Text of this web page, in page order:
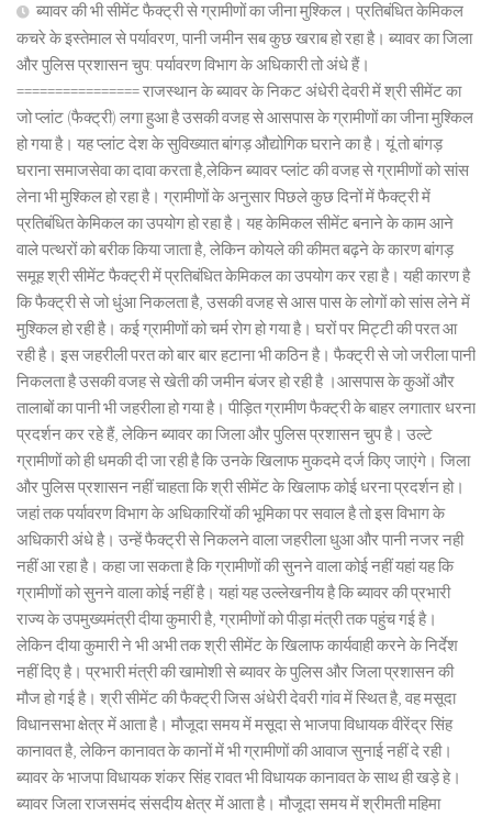
ब्यावर की भी सीमेंट फैक्ट्री से ग्रामीणों का जीना मुश्किल। प्रतिबंधित केमिकल
कचरे के इस्तेमाल से पर्यावरण, पानी जमीन सब कुछ खराब हो रहा है। ब्यावर का जिला
और पुलिस प्रशासन चुप: पर्यावरण विभाग के अधिकारी तो अंधे हैं।
================ राजस्थान के ब्यावर के निकट अंधेरी देवरी में श्री सीमेंट का
जो प्लांट (फैक्ट्री) लगा हुआ है उसकी वजह से आसपास के ग्रामीणों का जीना मुश्किल
हो गया है। यह प्लांट देश के सुविख्यात बांगड़ औद्योगिक घराने का है। यूं तो बांगड़
घराना समाजसेवा का दावा करता है,लेकिन ब्यावर प्लांट की वजह से ग्रामीणों को सांस
लेना भी मुश्किल हो रहा है। ग्रामीणों के अनुसार पिछले कुछ दिनों में फैक्ट्री में
प्रतिबंधित केमिकल का उपयोग हो रहा है। यह केमिकल सीमेंट बनाने के काम आने
वाले पत्थरों को बरीक किया जाता है, लेकिन कोयले की कीमत बढ़ने के कारण बांगड़
समूह श्री सीमेंट फैक्ट्री में प्रतिबंधित केमिकल का उपयोग कर रहा है। यही कारण है
कि फैक्ट्री से जो धुंआ निकलता है, उसकी वजह से आस पास के लोगों को सांस लेने में
मुश्किल हो रही है। कई ग्रामीणों को चर्म रोग हो गया है। घरों पर मिट्टी की परत आ
रही है। इस जहरीली परत को बार बार हटाना भी कठिन है। फैक्ट्री से जो जरीला पानी
निकलता है उसकी वजह से खेती की जमीन बंजर हो रही है ।आसपास के कुओं और
तालाबों का पानी भी जहरीला हो गया है। पीड़ित ग्रामीण फैक्ट्री के बाहर लगातार धरना
प्रदर्शन कर रहे हैं, लेकिन ब्यावर का जिला और पुलिस प्रशासन चुप है। उल्टे
ग्रामीणों को ही धमकी दी जा रही है कि उनके खिलाफ मुकदमे दर्ज किए जाएंगे। जिला
और पुलिस प्रशासन नहीं चाहता कि श्री सीमेंट के खिलाफ कोई धरना प्रदर्शन हो।
जहां तक पर्यावरण विभाग के अधिकारियों की भूमिका पर सवाल है तो इस विभाग के
अधिकारी अंधे है। उन्हें फैक्ट्री से निकलने वाला जहरीला धुआ और पानी नजर नही
नहीं आ रहा है। कहा जा सकता है कि ग्रामीणों की सुनने वाला कोई नहीं यहां यह कि
ग्रामीणों को सुनने वाला कोई नहीं है। यहां यह उल्लेखनीय है कि ब्यावर की प्रभारी
राज्य के उपमुख्यमंत्री दीया कुमारी है, ग्रामीणों को पीड़ा मंत्री तक पहुंच गई है।
लेकिन दीया कुमारी ने भी अभी तक श्री सीमेंट के खिलाफ कार्यवाही करने के निर्देश
नहीं दिए है। प्रभारी मंत्री की खामोशी से ब्यावर के पुलिस और जिला प्रशासन की
मौज हो गई है। श्री सीमेंट की फैक्ट्री जिस अंधेरी देवरी गांव में स्थित है, वह मसूदा
विधानसभा क्षेत्र में आता है। मौजूदा समय में मसूदा से भाजपा विधायक वीरेंद्र सिंह
कानावत है, लेकिन कानावत के कानों में भी ग्रामीणों की आवाज सुनाई नहीं दे रही।
ब्यावर के भाजपा विधायक शंकर सिंह रावत भी विधायक कानावत के साथ ही खड़े हे।
ब्यावर जिला राजसमंद संसदीय क्षेत्र में आता है। मौजूदा समय में श्रीमती महिमा